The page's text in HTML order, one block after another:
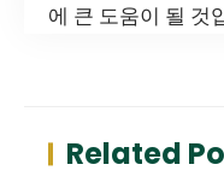
에 큰 도움이 될 것
Related